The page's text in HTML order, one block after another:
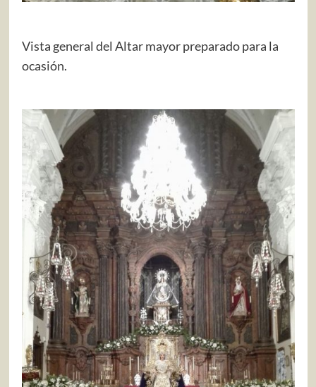
Vista general del Altar mayor preparado para la
ocasión.